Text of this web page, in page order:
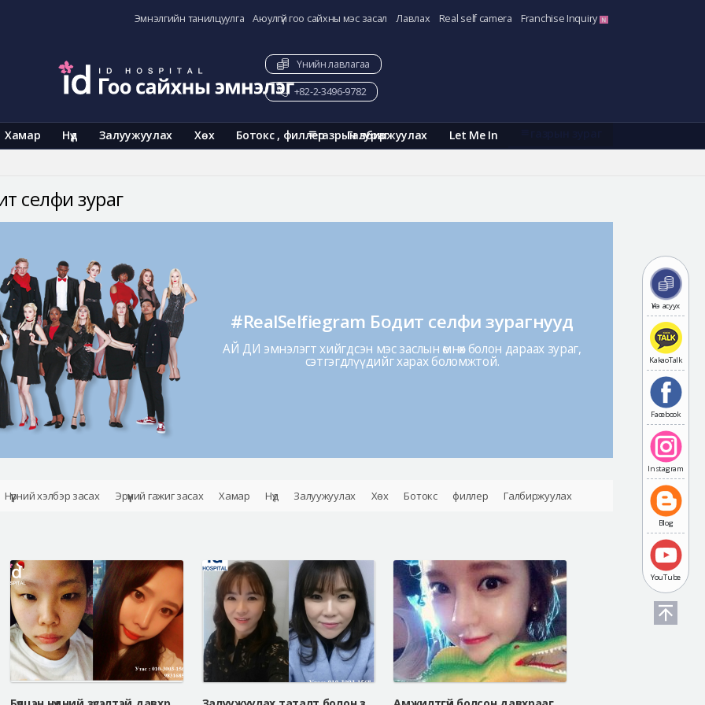
Эмнэлгийн танилцуулга Аюулгүй гоо сайхны мэс засал Лавлах Real self camera Franchise Inquiry
Хамар Нүд Залуужуулах Хөх Ботокс , филлер Галбиржуулах Let Me In
газрын зураг
Үнийн лавлагаа
+82-2-3496-9782
Үнэ асуух
KakaoTalk
Facebook
Instagram
Blog
YouTube
селфи зураг
#RealSelfiegram Бодит селфи зурагнууд
АЙ ДИ эмнэлэгт хийгдсэн мэс заслын өмнөх болон дараах зураг,
сэтгэгдлүүдийг харах боломжтой.
Нүүрний хэлбэр засах Эрүүний гажиг засах Хамар Нүд Залуужуулах Хөх Ботокс филлер Галбиржуулах